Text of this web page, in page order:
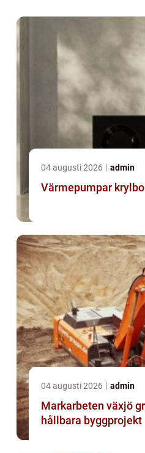
04 augusti 2026 admin
Värmepumpar krylbo
04 augusti 2026 admin
Markarbeten växjö grunden för
hållbara byggprojekt